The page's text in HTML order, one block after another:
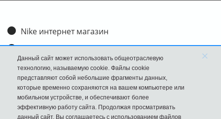
Nike интернет магазин
Доставка и оплата
Обмен и возврат
Размеры
FAQ
Данный сайт может использовать общеотраслевую
технологию, называемую cookie. Файлы cookie
представляют собой небольшие фрагменты данных,
которые временно сохраняются на вашем компьютере или
мобильном устройстве, и обеспечивают более
эффективную работу сайта. Продолжая просматривать
данный сайт, Вы соглашаетесь с использованием файлов
×